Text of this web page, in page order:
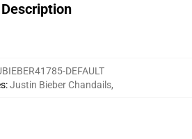
Description
DEFAULT
:Justin Bieber Chandails,